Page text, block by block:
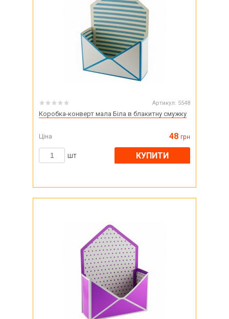
Артикул: 5548
Коробка-конверт мала Біла в блакитну смужку
Ціна 48 грн
шт КУПИТИ